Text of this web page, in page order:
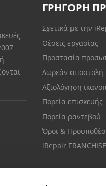
ΓΡΗΓΟΡΗ
Σχετικά με την
Θέσεις εργασίας
Προστασία
Δωρεάν αποστολή
Αξιολόγηση
Πορεία επισκευής
Πορεία ραντεβού
Όροι &
iRepair FRANCHISE